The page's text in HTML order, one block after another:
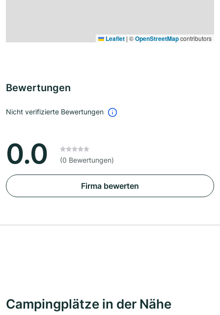
Leaflet | ©OpenStreetMapcontributors
Bewertungen
Nicht verifizierte Bewertungen
0.0 (0 Bewertungen)
Firma bewerten
Campingplätze in der Nähe